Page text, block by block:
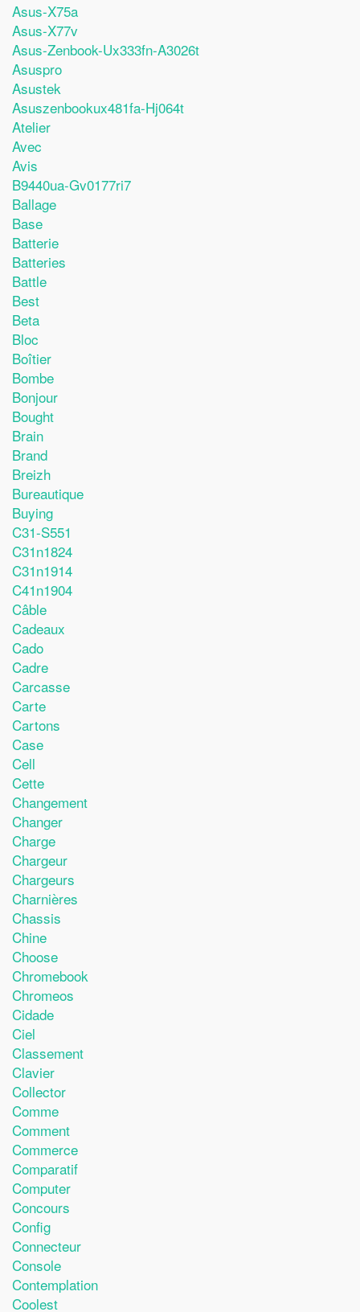
Asus-X75a
Asus-X77v
Asus-Zenbook-Ux333fn-A3026t
Asuspro
Asustek
Asuszenbookux481fa-Hj064t
Atelier
Avec
Avis
B9440ua-Gv0177ri7
Ballage
Base
Batterie
Batteries
Battle
Best
Beta
Bloc
Boîtier
Bombe
Bonjour
Bought
Brain
Brand
Breizh
Bureautique
Buying
C31-S551
C31n1824
C31n1914
C41n1904
Câble
Cadeaux
Cado
Cadre
Carcasse
Carte
Cartons
Case
Cell
Cette
Changement
Changer
Charge
Chargeur
Chargeurs
Charnières
Chassis
Chine
Choose
Chromebook
Chromeos
Cidade
Ciel
Classement
Clavier
Collector
Comme
Comment
Commerce
Comparatif
Computer
Concours
Config
Connecteur
Console
Contemplation
Coolest